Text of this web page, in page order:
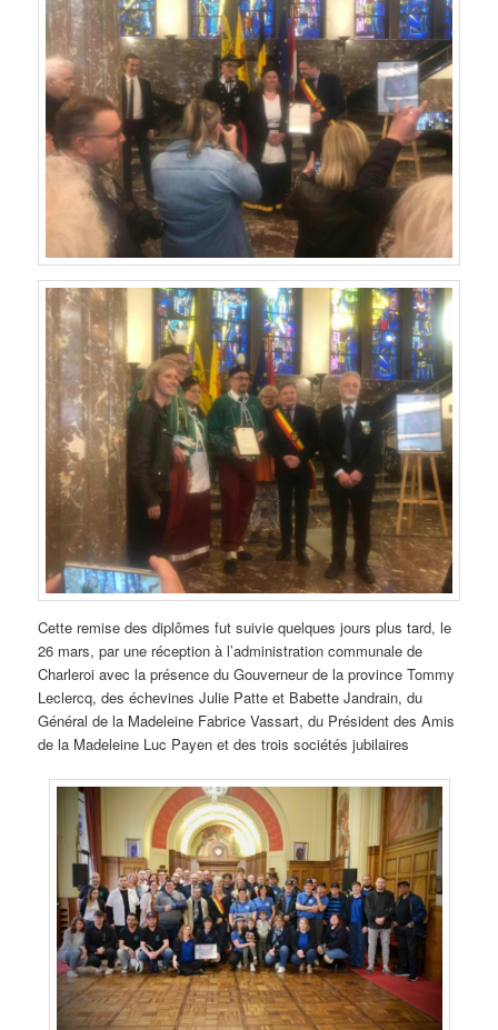
Cette remise des diplômes fut suivie quelques jours plus tard, le
26 mars, par une réception à l’administration communale de
Charleroi avec la présence du Gouverneur de la province Tommy
Leclercq, des échevines Julie Patte et Babette Jandrain, du
Général de la Madeleine Fabrice Vassart, du Président des Amis
de la Madeleine Luc Payen et des trois sociétés jubilaires